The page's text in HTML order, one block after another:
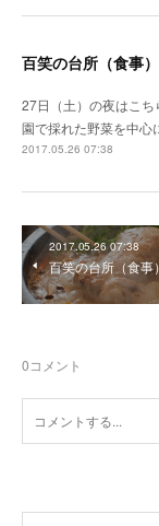
百笑の台所（食事）
27日（土）の夜はこ
園で採れた野菜を中
2017.05.26 07:38
2017.05.26 07:38
百笑の台所（食事）
0コメント